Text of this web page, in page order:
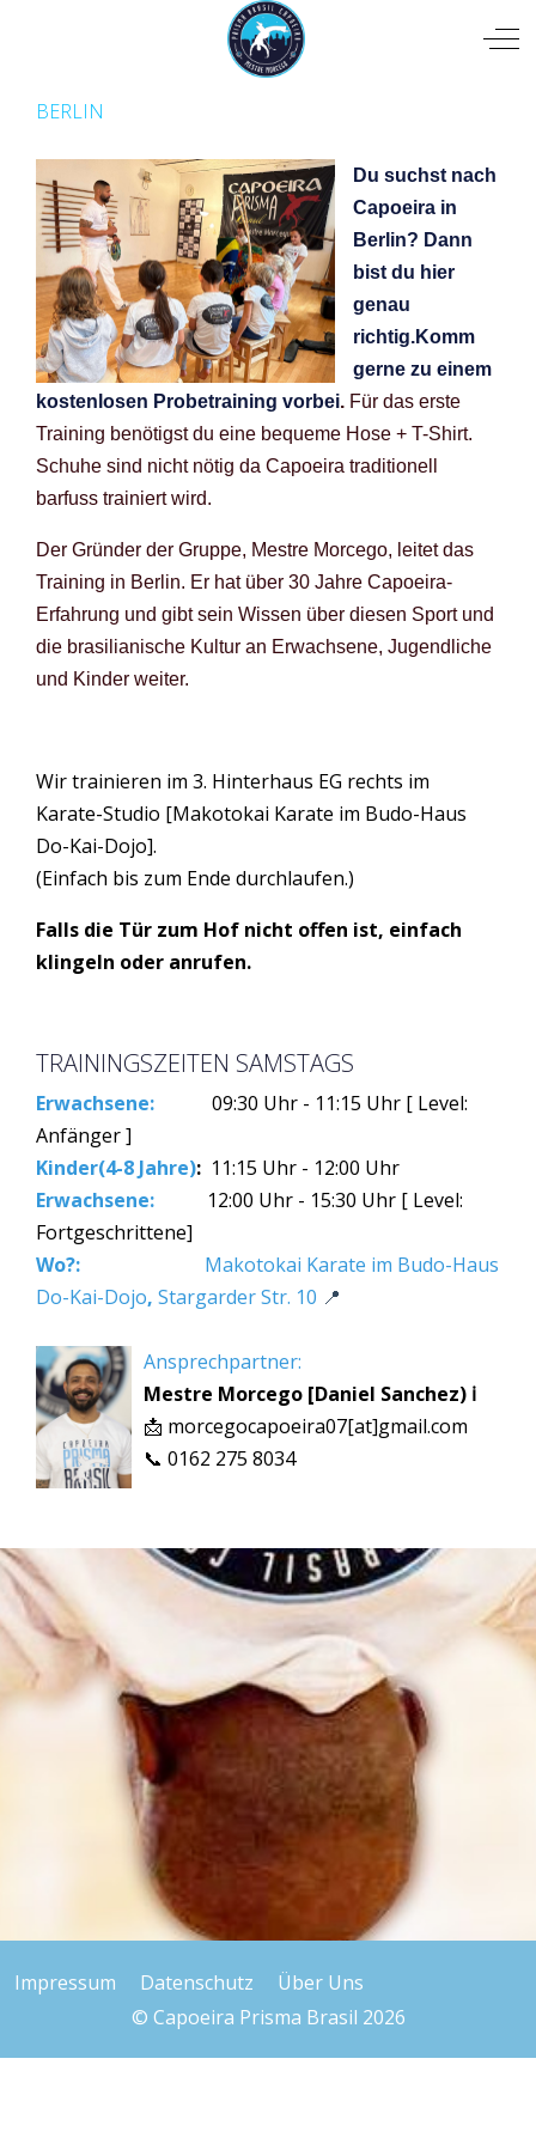
BERLIN
Du suchst nach
Capoeira in
Berlin? Dann
bist du hier
genau
richtig.Komm
gerne zu einem
kostenlosen Probetraining vorbei. Für das erste
Training benötigst du eine bequeme Hose + T-Shirt.
Schuhe sind nicht nötig da Capoeira traditionell
barfuss trainiert wird.
Der Gründer der Gruppe, Mestre Morcego, leitet das
Training in Berlin. Er hat über 30 Jahre Capoeira-
Erfahrung und gibt sein Wissen über diesen Sport und
die brasilianische Kultur an Erwachsene, Jugendliche
und Kinder weiter.
Wir trainieren im 3. Hinterhaus EG rechts im
Karate-Studio [Makotokai Karate im Budo-Haus
Do-Kai-Dojo].
(Einfach bis zum Ende durchlaufen.)
Falls die Tür zum Hof nicht offen ist, einfach
klingeln oder anrufen.
TRAININGSZEITEN SAMSTAGS
Erwachsene:
09:30 Uhr - 11:15 Uhr [ Level:
Anfänger ]
Kinder(4-8 Jahre): 11:15 Uhr - 12:00 Uhr
Erwachsene:
12:00 Uhr - 15:30 Uhr [ Level:
Fortgeschrittene]
Wo?: Makotokai Karate im Budo-Haus
Do-Kai-Dojo, Stargarder Str. 10 📍
Ansprechpartner:
Mestre Morcego [Daniel Sanchez) ℹ️
📩 morcegocapoeira07[at]gmail.com
📞 0162 275 8034
Impressum Datenschutz
Über Uns
© Capoeira Prisma Brasil 2026